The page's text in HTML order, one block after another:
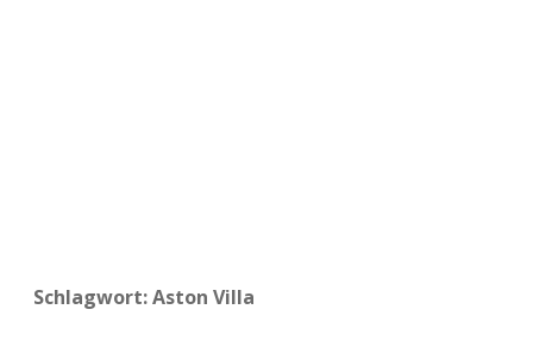
Schlagwort:Aston Villa